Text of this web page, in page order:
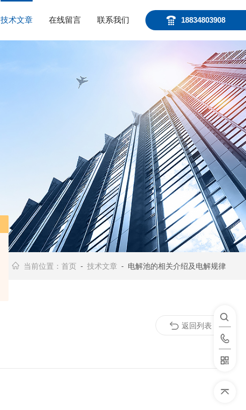
18834803908
技术文章 在线留言 联系我们
当前位置： 首页 - 技术文章 - 电解池的相关介绍及电解规律
返回列表